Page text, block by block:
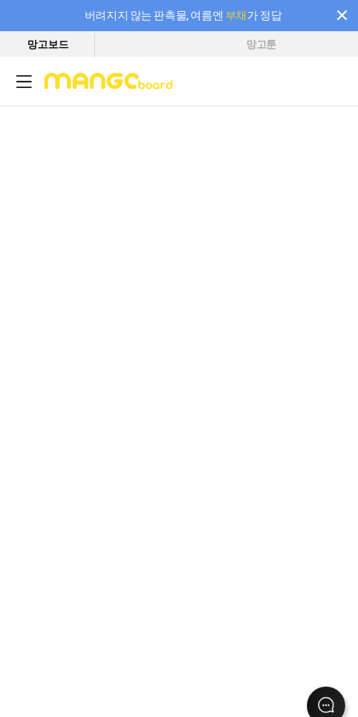
버려지지 않는 판촉물, 여름엔 부채가 정답
필요한 만큼 충전하고 끊김 없이 작업하세요! 새로워진 AI 부스터 요금제
망고보드 망고툰